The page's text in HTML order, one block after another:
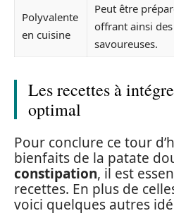
Polyvalente
en cuisine
Peut être
offrant ainsi
savoureuses.
Les recettes à
optimal
Pour conclure ce tour
bienfaits de la patate
constipation, il est
recettes. En plus de
voici quelques autres